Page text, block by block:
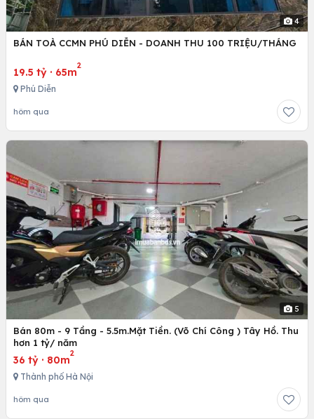
4
BÁN TOÀ CCMN PHÚ DIỄN - DOANH THU 100 TRIỆU/THÁNG
19.5 tỷ · 65m
2
Phú Diễn
hôm qua
5
Bán 80m - 9 Tầng - 5.5m.Mặt Tiền. (Võ Chí Công ) Tây Hồ. Thu
hơn 1 tỷ/ năm
36 tỷ · 80m
2
Thành phố Hà Nội
hôm qua